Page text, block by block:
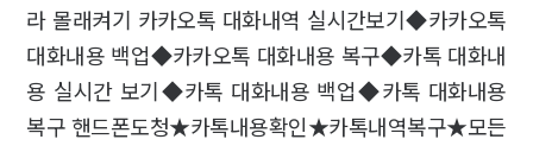
라 몰래켜기 카카오톡 대화내역 실시간보기◆카카오톡
대화내용 백업◆카카오톡 대화내용 복구◆카톡 대화내
용 실시간 보기◆카톡 대화내용 백업◆카톡 대화내용
복구 핸드폰도청★카톡내용확인★카톡내역복구★모든